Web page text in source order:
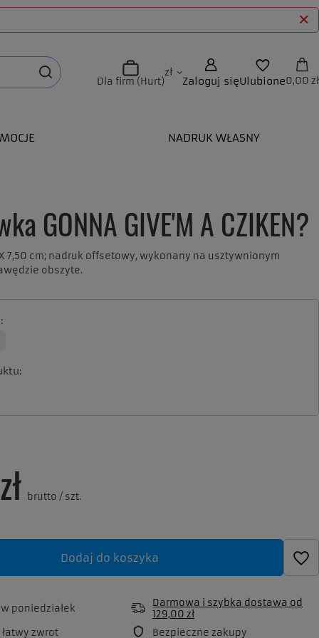
Dla firm (Hurt)
zł
Zaloguj sięUlubione0,00 zł
NADRUK WŁASNY
GONNA GIVE'M A CZIKEN?
7,50 cm; nadruk offsetowy, wykonany na usztywnionym
obszyte.
brutto / szt.
Dodaj do koszyka
w poniedziałek Darmowa i szybka dostawa od
129,00 zł
zwrot Bezpieczne zakupy